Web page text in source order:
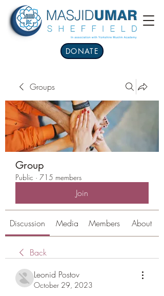
DONATE
Groups
Group
Public · 715 members
Join
Discussion Media Members About
Back
Leonid Postov
October 29, 2023